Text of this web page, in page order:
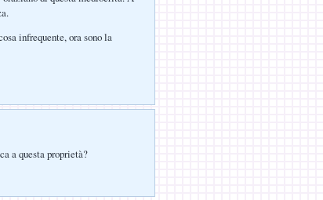
infrequente, ora sono la
a questa proprietà?